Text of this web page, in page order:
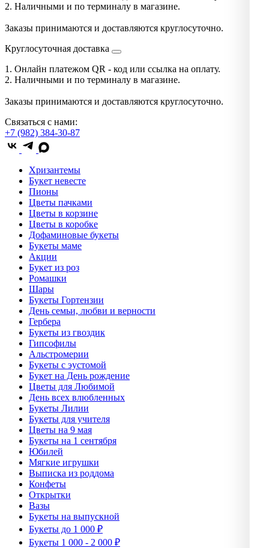
2. Наличными и по терминалу в магазине.
Заказы принимаются и доставляются круглосуточно.
Круглосуточная доставка
1. Онлайн платежом QR - код или ссылка на оплату.
2. Наличными и по терминалу в магазине.
Заказы принимаются и доставляются круглосуточно.
Связаться с нами:
+7 (982) 384-30-87
Хризантемы
Букет невесте
Пионы
Цветы пачками
Цветы в корзине
Цветы в коробке
Дофаминовые букеты
Букеты маме
Акции
Букет из роз
Ромашки
Шары
Букеты Гортензии
День семьи, любви и верности
Гербера
Букеты из гвоздик
Гипсофилы
Альстромерии
Букеты с эустомой
Букет на День рождение
Цветы для Любимой
День всех влюбленных
Букеты Лилии
Букеты для учителя
Цветы на 9 мая
Букеты на 1 сентября
Юбилей
Мягкие игрушки
Выписка из роддома
Конфеты
Открытки
Вазы
Букеты на выпускной
Букеты до 1 000 ₽
Букеты 1 000 - 2 000 ₽